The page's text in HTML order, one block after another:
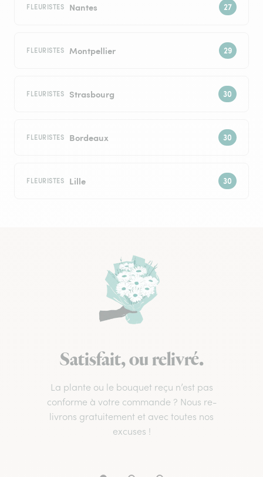
FLEURISTES Nantes
FLEURISTES Montpellier
FLEURISTES Strasbourg
FLEURISTES Bordeaux
FLEURISTES Lille
Satisfait, ou relivré.
La plante ou le bouquet reçu n’est pas
conforme à votre commande ? Nous re-
livrons gratuitement et avec toutes nos
excuses !